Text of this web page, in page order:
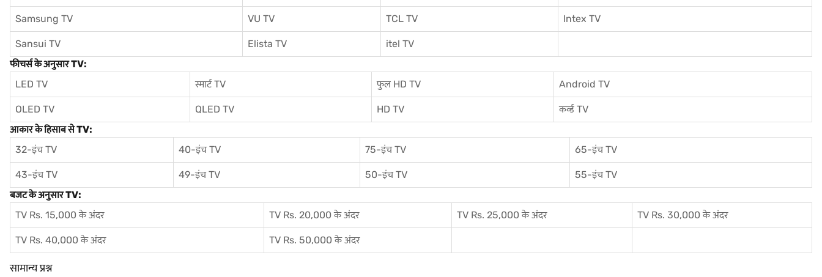
Samsung TV VU TV TCL TV Intex TV
Sansui TV Elista TV
itel TV
फीचर्स के अनुसार TV:
LED TV
स्मार्ट TV फुल HD TV Android TV
OLED TV QLED TV HD TV
कर्व्ड TV
आकार के हिसाब से TV:
32-इंच TV
40-इंच TV 75-इंच TV 65-इंच TV
43-इंच TV 49-इंच TV 50-इंच TV
55-इंच TV
बजट के अनुसार TV:
TV Rs. 15,000 के अंदर
TV Rs. 20,000 के अंदर TV Rs. 25,000 के अंदर TV Rs. 30,000 के अंदर
TV Rs. 40,000 के अंदर TV Rs. 50,000 के अंदर
सामान्य प्रश्न